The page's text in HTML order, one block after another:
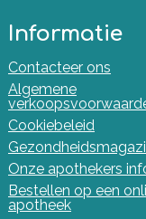
Informatie
Contacteer ons
Algemene
Cookiebeleid
Onze apothekers
Bestellen op een
apotheek